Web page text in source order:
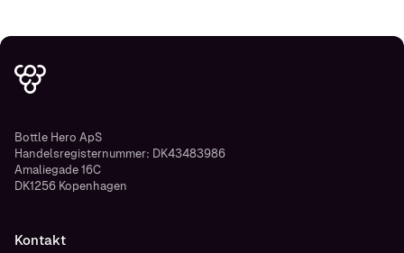
Bottle Hero ApS
Handelsregisternummer: DK43483986
Amaliegade 16C
DK1256 Kopenhagen
Kontakt